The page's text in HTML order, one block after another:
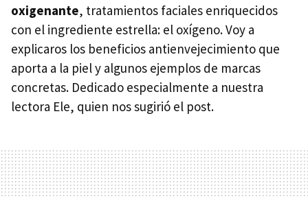
oxigenante, tratamientos faciales enriquecidos
con el ingrediente estrella: el oxígeno. Voy a
explicaros los beneficios antienvejecimiento que
aporta a la piel y algunos ejemplos de marcas
concretas. Dedicado especialmente a nuestra
lectora Ele, quien nos sugirió el post.